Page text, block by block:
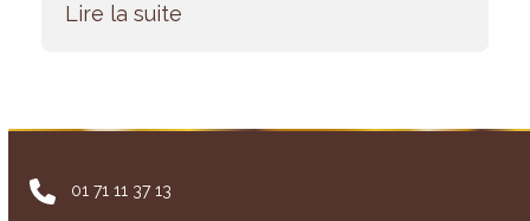
Lire la suite
01 71 11 37 13